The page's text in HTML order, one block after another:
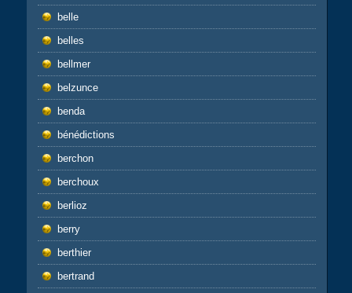
belle
belles
bellmer
belzunce
benda
bénédictions
berchon
berchoux
berlioz
berry
berthier
bertrand